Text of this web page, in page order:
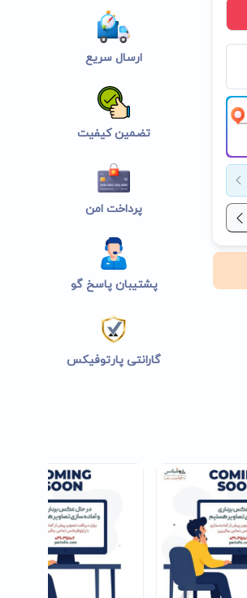
ارسال سریع
تضمین کیفیت
پرداخت امن
پشتیبان پاسخ گو
گارانتی پارتوفیکس